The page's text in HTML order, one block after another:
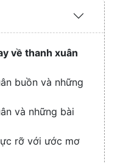
Expand
về thanh xuân
buồn và những
và những bài
rỡ với ước mơ